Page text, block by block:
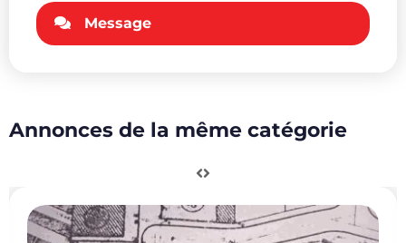
Message
Annonces de la même catégorie